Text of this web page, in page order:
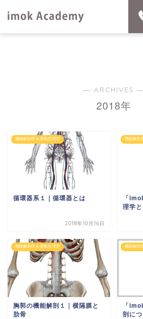
― ARCHIVES
2018年
機能解剖学＆運動生理学
循環器系１｜循環器とは
2018年10月16日
機能解剖
「
理学
機能解剖学＆運動生理学
胸郭の機能解剖１｜横隔膜と
肋骨
機能解剖
「
剖に